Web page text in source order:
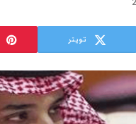
تويتر